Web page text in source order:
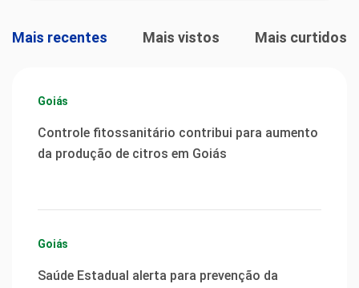
Mais recentes Mais vistos Mais curtidos
Goiás
Controle fitossanitário contribui para aumento
da produção de citros em Goiás
Goiás
Saúde Estadual alerta para prevenção da